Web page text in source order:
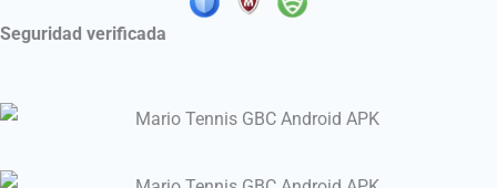
Seguridad verificada